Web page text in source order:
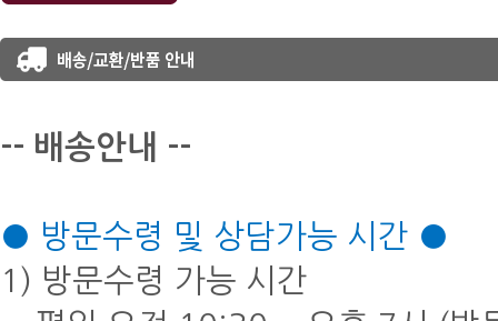
-- 배송안내 --
● 방문수령 및 상담가능 시간 ●
1) 방문수령 가능 시간